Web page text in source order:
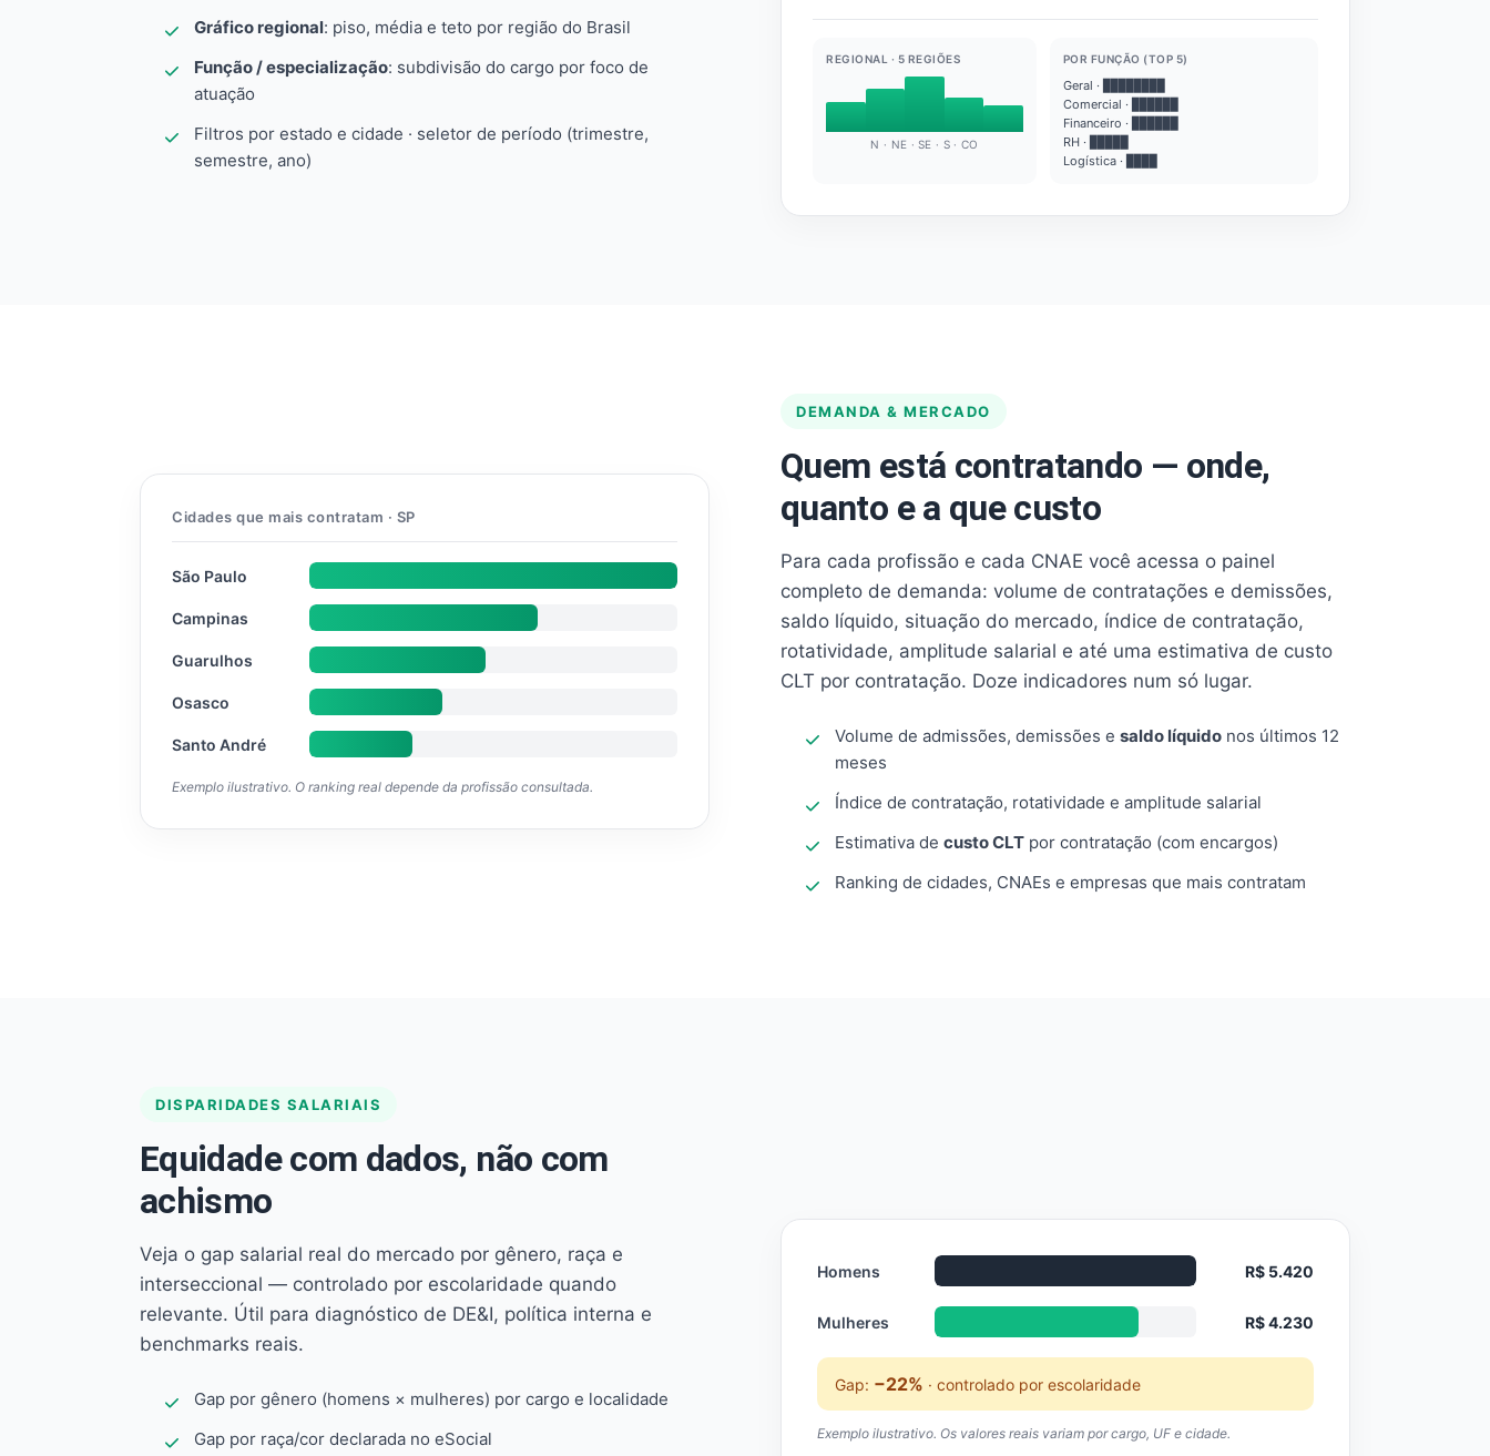
Gráfico regional: piso, média e teto por região do Brasil
Função / especialização: subdivisão do cargo por foco de
atuação
Filtros por estado e cidade · seletor de período (trimestre,
semestre, ano)
REGIONAL · 5 REGIÕES
N · NE · SE · S · CO
POR FUNÇÃO (TOP 5)
Geral · ████████
Comercial · ██████
Financeiro · ██████
RH · █████
Logística · ████
DEMANDA & MERCADO
Quem está contratando — onde,
quanto e a que custo
Para cada profissão e cada CNAE você acessa o painel
completo de demanda: volume de contratações e demissões,
saldo líquido, situação do mercado, índice de contratação,
rotatividade, amplitude salarial e até uma estimativa de custo
CLT por contratação. Doze indicadores num só lugar.
Volume de admissões, demissões e saldo líquido nos últimos 12
meses
Índice de contratação, rotatividade e amplitude salarial
Estimativa de custo CLT por contratação (com encargos)
Ranking de cidades, CNAEs e empresas que mais contratam
Cidades que mais contratam · SP
São Paulo
Campinas
Guarulhos
Osasco
Santo André
Exemplo ilustrativo. O ranking real depende da profissão consultada.
DISPARIDADES SALARIAIS
Equidade com dados, não com
achismo
Veja o gap salarial real do mercado por gênero, raça e
interseccional — controlado por escolaridade quando
relevante. Útil para diagnóstico de DE&I, política interna e
benchmarks reais.
Gap por gênero (homens × mulheres) por cargo e localidade
Gap por raça/cor declarada no eSocial
Homens R$ 5.420
Mulheres R$ 4.230
Gap: −22% · controlado por escolaridade
Exemplo ilustrativo. Os valores reais variam por cargo, UF e cidade.